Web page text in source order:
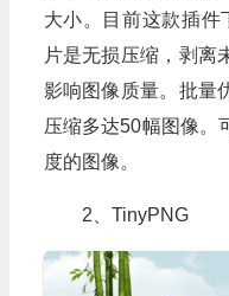
大小。目前这款插件
片是无损压缩，剥离
影响图像质量。批量
压缩多达50幅图像。
度的图像。
2、TinyPNG